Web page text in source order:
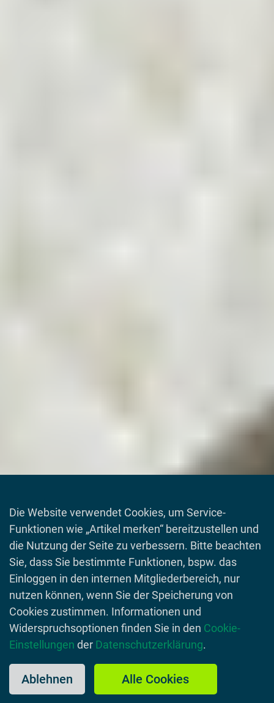
Die Website verwendet Cookies, um Service-
Funktionen wie „Artikel merken“ bereitzustellen und
die Nutzung der Seite zu verbessern. Bitte beachten
Sie, dass Sie bestimmte Funktionen, bspw. das
Einloggen in den internen Mitgliederbereich, nur
nutzen können, wenn Sie der Speicherung von
Cookies zustimmen. Informationen und
Widerspruchsoptionen finden Sie in den Cookie-
Einstellungen der Datenschutzerklärung.
Ablehnen Alle Cookies